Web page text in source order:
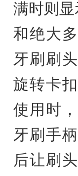
满时则显
和绝大
牙刷刷
旋转卡
使用时
牙刷手
后让刷